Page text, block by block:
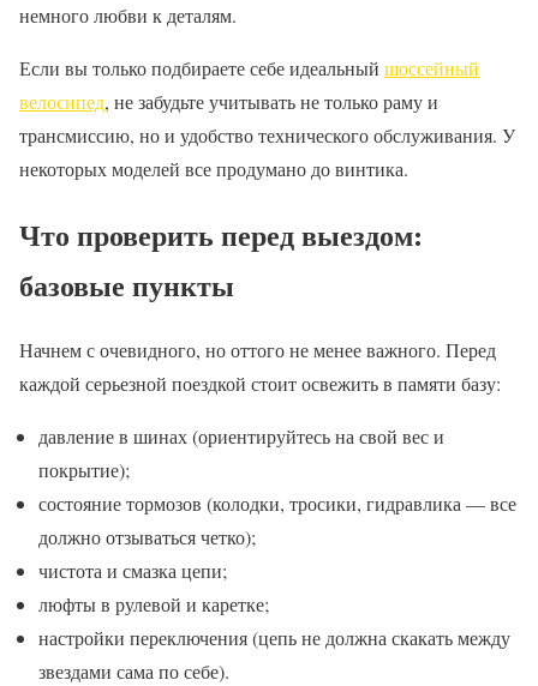
немного любви к деталям.
Если вы только подбираете себе идеальный шоссейный
велосипед, не забудьте учитывать не только раму и
трансмиссию, но и удобство технического обслуживания. У
некоторых моделей все продумано до винтика.
Что проверить перед выездом:
базовые пункты
Начнем с очевидного, но оттого не менее важного. Перед
каждой серьезной поездкой стоит освежить в памяти базу:
давление в шинах (ориентируйтесь на свой вес и
покрытие);
состояние тормозов (колодки, тросики, гидравлика — все
должно отзываться четко);
чистота и смазка цепи;
люфты в рулевой и каретке;
настройки переключения (цепь не должна скакать между
звездами сама по себе).